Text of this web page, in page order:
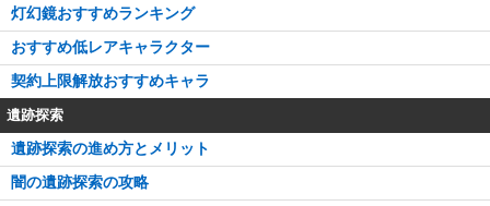
灯幻鏡おすすめランキング
おすすめ低レアキャラクター
契約上限解放おすすめキャラ
遺跡探索
遺跡探索の進め方とメリット
闇の遺跡探索の攻略